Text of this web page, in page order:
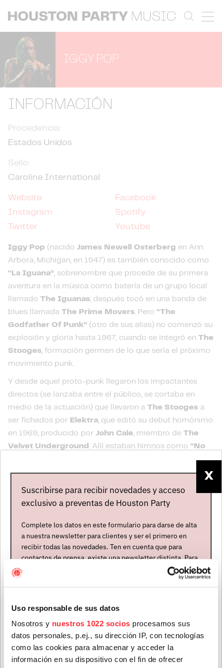
Uso responsable de sus datos
Nosotros y nuestros 1022 socios procesamos sus
datos personales, p.ej., su dirección IP, con tecnologías
como las cookies para almacenar y acceder la
información en su dispositivo con el fin de ofrecer
IGGY POP
INFORMACIÓN
Procedencia:
Estados Unidos
Sello:
Caroline International
Website
Facebook
Instagram
Spotify
Twitter
Youtube
Iggy Pop (nacido James Newell Osterberg en Ann
Arbora, Michigan, en 1947) es también conocido como
“La Iguana”, sobrenombre que procede de su primera
aventura en la música como batería de un grupo local
llamado The Iguanas; después tocó en una banda de
blues llamada The Prime Movers. Pero “The
Godfather Of Punk” (otro de sus alias) no comenzó su
explosión y gloria hasta 1967, cuando se integró en The
Stooges, formación germen de lo que sería el próximo
movimiento punk.
Y desde aquel proto-punk llegaron los impactantes
directos (se lanzaba entre el público, se cortaba en
medio de la actuación) que llevaron a The Stooges a
ser fichados por Elektra, que editó su debut homónimo
en 1969, producido por John Cale, miembro de The
Velvet Underground . Allí estaban himnos como “No
. Después llegaron el
segundo,“Funhouse”(1970) -el de“Louie, Louie”-, y el
tercero, “Raw Power” (1972), producido por David
Bowie, antes de que se produjera un parón en su carrera
1977 con“The Idiot”, ya firmando comoIggy Pop
de nuevo conBowiecomo copiloto.
“El Duque Blanco”mantuvo amistad y una
fructífera sociedad donde podemos destacar, por
ejemplo, para no extendernos mucho, tanto su siguiente
(1986), uno de los que más gloria comercial ha dado a
Iggy
(ahí están para corroborarlo los exitosos singles
“Real Wild Child (Wild One)”
y“Cry For Love” : basta
decir que el primero sonó hasta en las bandas sonoras
de“Codrilo Dundee II”y“Pretty Woman”: “La
X
Suscribirse para recibir novedades y acceso
exclusivo a preventas de Houston Party
Complete los datos en este formulario para darse de alta
a nuestra newsletter para clientes y ser el primero en
recibir todas las novedades. Ten en cuenta que para
contactos de prensa, existe una newsletter distinta. Para
formar parte de ella, envíanos un mensaje a
Apellidos